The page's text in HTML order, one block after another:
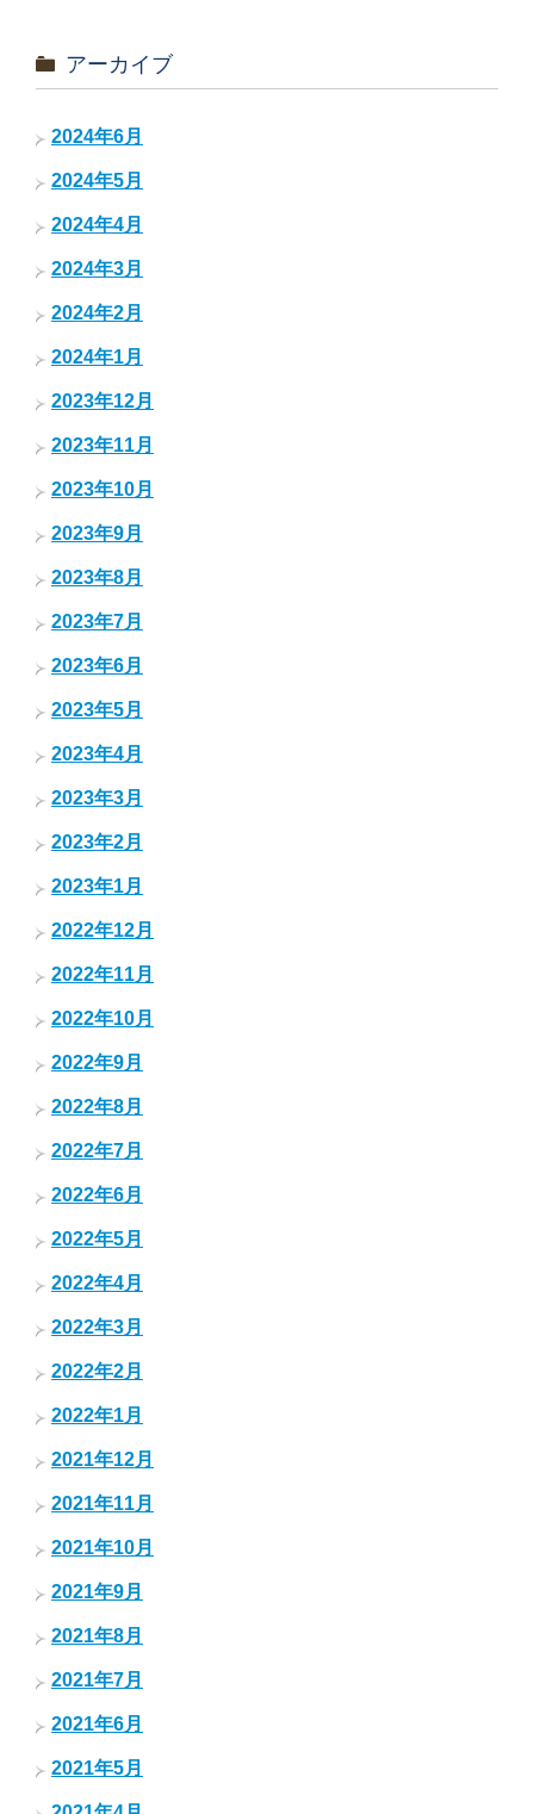
アーカイブ
2024年6月
2024年5月
2024年4月
2024年3月
2024年2月
2024年1月
2023年12月
2023年11月
2023年10月
2023年9月
2023年8月
2023年7月
2023年6月
2023年5月
2023年4月
2023年3月
2023年2月
2023年1月
2022年12月
2022年11月
2022年10月
2022年9月
2022年8月
2022年7月
2022年6月
2022年5月
2022年4月
2022年3月
2022年2月
2022年1月
2021年12月
2021年11月
2021年10月
2021年9月
2021年8月
2021年7月
2021年6月
2021年5月